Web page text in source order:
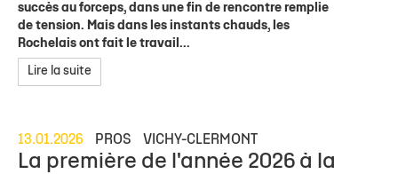
succès au forceps, dans une fin de rencontre remplie
de tension. Mais dans les instants chauds, les
Rochelais ont fait le travail...
Lire la suite
13.01.2026 PROS VICHY-CLERMONT
La première de l'année 2026 à la